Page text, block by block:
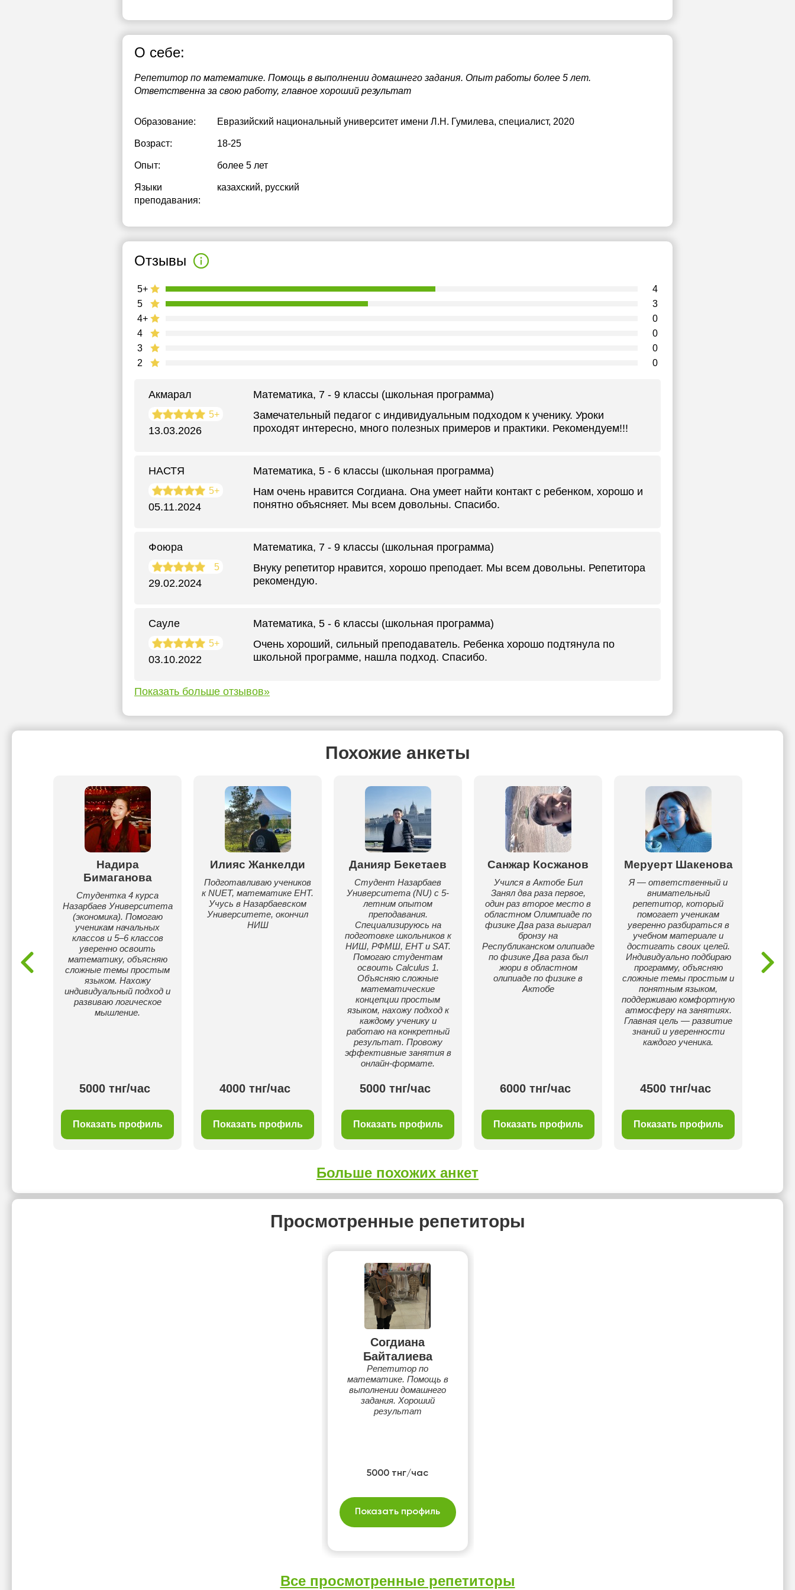
О себе:
Репетитор по математике. Помощь в выполнении домашнего задания. Опыт работы более 5 лет.
Ответственна за свою работу, главное хороший результат
Образование: Евразийский национальный университет имени Л.Н. Гумилева, специалист, 2020
Возраст: 18-25
Опыт: более 5 лет
Языки
преподавания:
казахский, русский
Отзывы
2 0
3 0
4 0
4+ 0
5 3
5+ 4
Акмарал
5+
13.03.2026
Математика, 7 - 9 классы (школьная программа)
Замечательный педагог с индивидуальным подходом к ученику. Уроки
проходят интересно, много полезных примеров и практики. Рекомендуем!!!
НАСТЯ
5+
05.11.2024
Математика, 5 - 6 классы (школьная программа)
Нам очень нравится Согдиана. Она умеет найти контакт с ребенком, хорошо и
понятно объясняет. Мы всем довольны. Спасибо.
Фоюра
5
29.02.2024
Математика, 7 - 9 классы (школьная программа)
Внуку репетитор нравится, хорошо преподает. Мы всем довольны. Репетитора
рекомендую.
Сауле
5+
03.10.2022
Математика, 5 - 6 классы (школьная программа)
Очень хороший, сильный преподаватель. Ребенка хорошо подтянула по
школьной программе, нашла подход. Спасибо.
Показать больше отзывов»
Похожие анкеты
Надира
Бимаганова
Студентка 4 курса
Назарбаев Университета
(экономика). Помогаю
ученикам начальных
классов и 5–6 классов
уверенно освоить
математику, объясняю
сложные темы простым
языком. Нахожу
индивидуальный подход и
развиваю логическое
мышление.
5000 тнг/час
Показать профиль
Илияс Жанкелди
Подготавливаю учеников
к NUET, математике ЕНТ.
Учусь в Назарбаевском
Университете, окончил
НИШ
4000 тнг/час
Показать профиль
Данияр Бекетаев
Студент Назарбаев
Университета (NU) с 5-
летним опытом
преподавания.
Специализируюсь на
подготовке школьников к
НИШ, РФМШ, ЕНТ и SAT.
Помогаю студентам
освоить Calculus 1.
Объясняю сложные
математические
концепции простым
языком, нахожу подход к
каждому ученику и
работаю на конкретный
результат. Провожу
эффективные занятия в
онлайн-формате.
5000 тнг/час
Показать профиль
Санжар Косжанов
Учился в Актобе Бил
Занял два раза первое,
один раз второе место в
областном Олимпиаде по
физике Два раза выиграл
бронзу на
Республиканском олипиаде
по физике Два раза был
жюри в областном
олипиаде по физике в
Актобе
6000 тнг/час
Показать профиль
Меруерт Шакенова
Я — ответственный и
внимательный
репетитор, который
помогает ученикам
уверенно разбираться в
учебном материале и
достигать своих целей.
Индивидуально подбираю
программу, объясняю
сложные темы простым и
понятным языком,
поддерживаю комфортную
атмосферу на занятиях.
Главная цель — развитие
знаний и уверенности
каждого ученика.
4500 тнг/час
Показать профиль
Больше похожих анкет
Просмотренные репетиторы
Согдиана
Байталиева
Репетитор по
математике. Помощь в
выполнении домашнего
задания. Хороший
результат
5000 тнг/час
Показать профиль
Все просмотренные репетиторы
17:30
19:00
17:30